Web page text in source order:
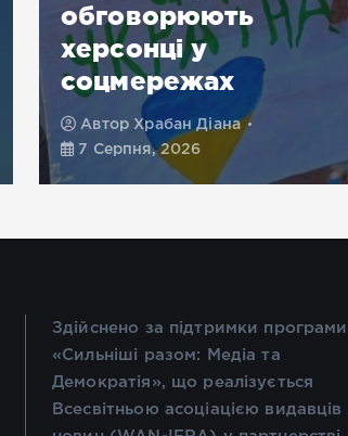
обговорюють
херсонці у
соцмережах
Автор Храбан Діана
7 Серпня, 2026
Здійснено за підтримки програми
«Сильніші разом: Медіа та
Демократія», що реалізується
Всесвітньою асоціацією видавців